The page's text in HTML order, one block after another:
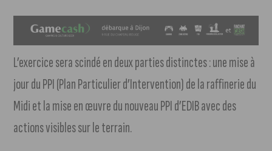
L’exercice sera scindé en deux parties distinctes : une mise à
jour du PPI (Plan Particulier d’Intervention) de la raffinerie du
Midi et la mise en œuvre du nouveau PPI d’EDIB avec des
actions visibles sur le terrain.